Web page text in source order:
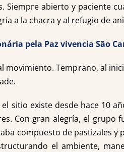
Siempre abierto y paciente
a la chacra y al refugio de
movimiento. Temprano, al
sitio existe desde hace 10
Con gran alegría, el grupo
compuesto de pastizales y
el ambiente,